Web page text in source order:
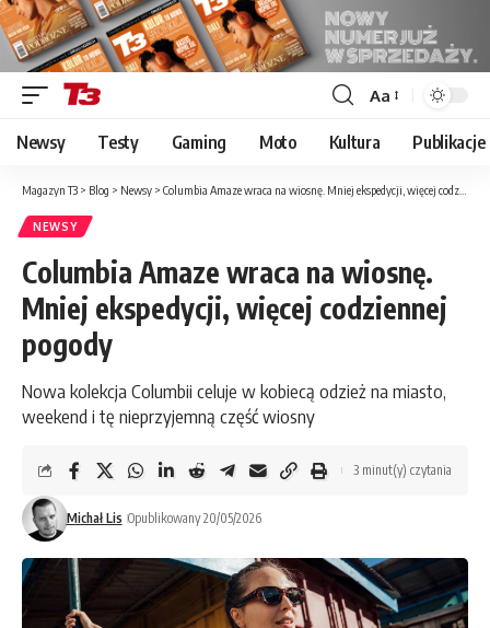
Font
Resizer
Aa
Newsy Testy Gaming Moto Kultura Publikacje
Magazyn T3 > Blog > Newsy > Columbia Amaze wraca na wiosnę. Mniej ekspedycji, więcej codziennej pogody
NEWSY
Columbia Amaze wraca na wiosnę.
Mniej ekspedycji, więcej codziennej
pogody
Nowa kolekcja Columbii celuje w kobiecą odzież na miasto,
weekend i tę nieprzyjemną część wiosny
Michał Lis Opublikowany 20/05/2026
3 minut(y) czytania